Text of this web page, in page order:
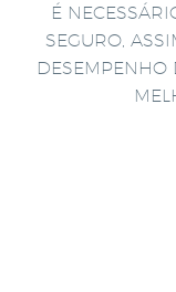
É
SEGURO,
DESEMPENHO